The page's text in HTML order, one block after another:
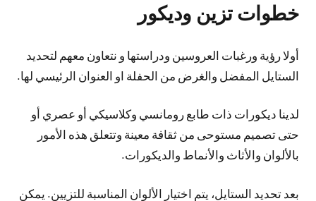
خطوات تزين وديكور
أولا رؤية ورغبات العروسين ودراستها و نتعاون معهم لتحديد
الستايل المفضل والغرض من الحفلة او العنوان الرئيسي لها.
لدينا ديكورات ذات طابع رومانسي وكلاسيكي أو عصري أو
حتى تصميم مستوحى من ثقافة معينة وتتعلق هذه الأمور
بالألوان والأثاث والأنماط والديكورات.
بعد تحديد الستايل، يتم اختيار الألوان المناسبة للتزيين. يمكن